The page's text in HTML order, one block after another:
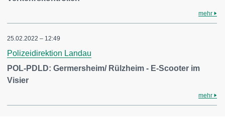
mehr
25.02.2022 – 12:49
Polizeidirektion Landau
POL-PDLD: Germersheim/ Rülzheim - E-Scooter im
Visier
mehr